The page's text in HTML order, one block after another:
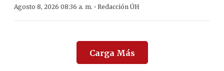
Agosto 8, 2026 08:36 a. m. · Redacción ÚH
Carga Más